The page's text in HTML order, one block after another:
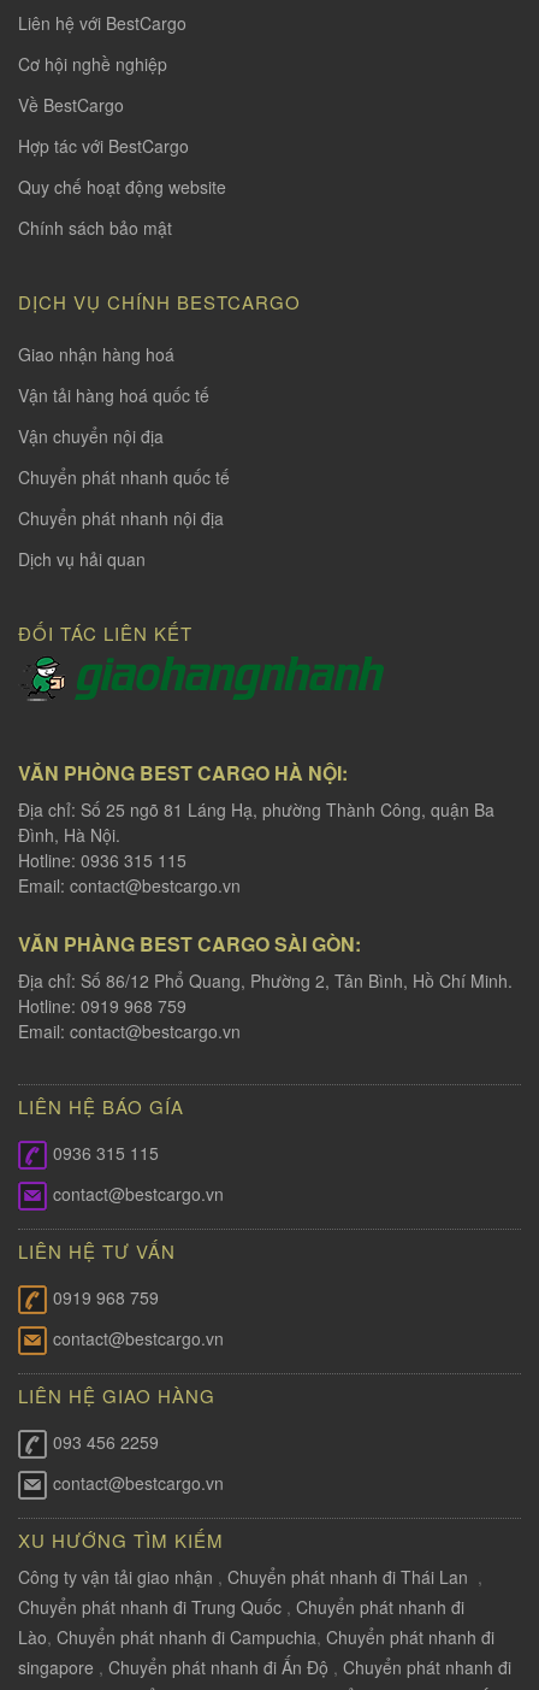
Liên hệ với BestCargo
Cơ hội nghề nghiệp
Về BestCargo
Hợp tác với BestCargo
Quy chế hoạt động website
Chính sách bảo mật
DỊCH VỤ CHÍNH BESTCARGO
Giao nhận hàng hoá
Vận tải hàng hoá quốc tế
Vận chuyển nội địa
Chuyển phát nhanh quốc tế
Chuyển phát nhanh nội địa
Dịch vụ hải quan
ĐỐI TÁC LIÊN KẾT
VĂN PHÒNG BEST CARGO HÀ NỘI:
Địa chỉ: Số 25 ngõ 81 Láng Hạ, phường Thành Công, quận Ba
Đình, Hà Nội.
Hotline: 0936 315 115
Email: contact@bestcargo.vn
VĂN PHÀNG BEST CARGO SÀI GÒN:
Địa chỉ: Số 86/12 Phổ Quang, Phường 2, Tân Bình, Hồ Chí Minh.
Hotline: 0919 968 759
Email: contact@bestcargo.vn
LIÊN HỆ BÁO GÍA
0936 315 115
contact@bestcargo.vn
LIÊN HỆ TƯ VẤN
0919 968 759
contact@bestcargo.vn
LIÊN HỆ GIAO HÀNG
093 456 2259
contact@bestcargo.vn
XU HƯỚNG TÌM KIẾM
Công ty vận tải giao nhận , Chuyển phát nhanh đi Thái Lan ,
Chuyển phát nhanh đi Trung Quốc , Chuyển phát nhanh đi
Lào, Chuyển phát nhanh đi Campuchia, Chuyển phát nhanh đi
singapore , Chuyển phát nhanh đi Ấn Độ , Chuyển phát nhanh đi